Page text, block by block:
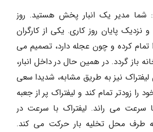
شما مدیر یک انبار پخش هستید. روز
نزدیک پایان روز کاری. یکی از کارگران
را تمام کرده و چون عجله دارد، تصمیم می
باز گردد. در همین حال در داخل انبار،
لیفتراک نیز به طریق مشابه، شدیدا سعی
را زودتر تمام کند و لیفتراک پر از جعبه
سرعت می راند. لیفتراک با سرعت در
به طرف محل تخلیه بار حرکت می کند.